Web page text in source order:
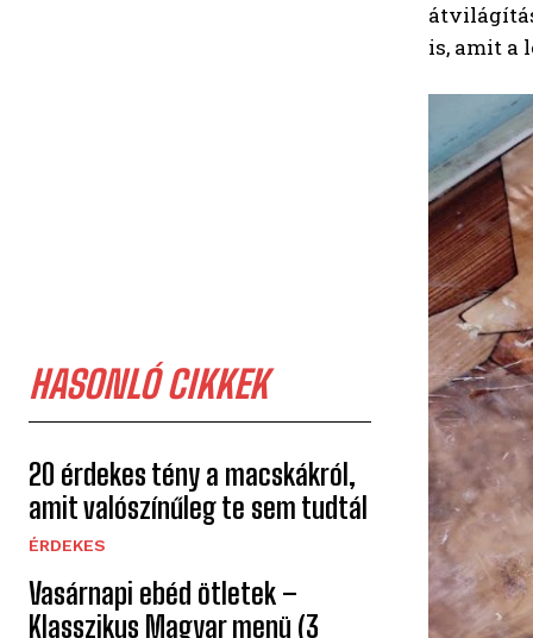
HASONLÓ CIKKEK
20 érdekes tény a macskákról,
amit valószínűleg te sem tudtál
ÉRDEKES
Vasárnapi ebéd ötletek –
Klasszikus Magyar menü (3
is, amit a